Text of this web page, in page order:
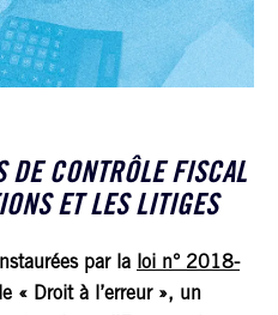
DE CONTRÔLE FISCAL
ET LES LITIGES
par la loi n° 2018-
« Droit à l’erreur », un